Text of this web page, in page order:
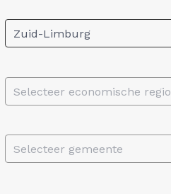
Zuid-Limburg
Selecteer economische regio
Selecteer gemeente